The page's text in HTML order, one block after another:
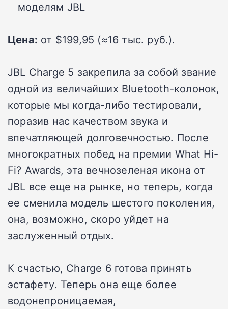
моделям JBL
Цена: от $199,95 (≈16 тыс. руб.).
JBL Charge 5 закрепила за собой звание
одной из величайших Bluetooth-колонок,
которые мы когда-либо тестировали,
поразив нас качеством звука и
впечатляющей долговечностью. После
многократных побед на премии What Hi-
Fi? Awards, эта вечнозеленая икона от
JBL все еще на рынке, но теперь, когда
ее сменила модель шестого поколения,
она, возможно, скоро уйдет на
заслуженный отдых.
К счастью, Charge 6 готова принять
эстафету. Теперь она еще более
водонепроницаемая,